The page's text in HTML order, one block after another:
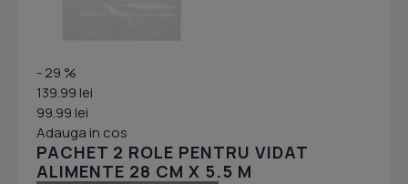
- 29 %
139.99 lei
99.99 lei
Adauga in cos
PACHET 2 ROLE PENTRU VIDAT
ALIMENTE 28 CM X 5.5 M